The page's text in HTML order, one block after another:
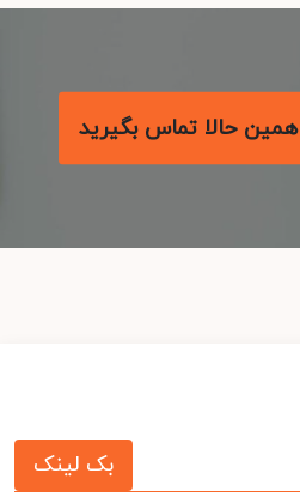
همین حالا تماس بگیرید
بک لینک